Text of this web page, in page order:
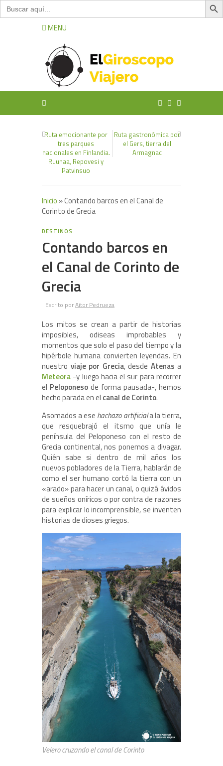
Buscar:
MENU
Ruta emocionante por
tres parques
nacionales en Finlandia.
Ruunaa, Repovesi y
Patvinsuo
Ruta gastronómica por
el Gers, tierra del
Armagnac
Inicio »Contando barcos en el Canal de
Corinto de Grecia
DESTINOS
Contando barcos en
el Canal de Corinto de
Grecia
Escrito porAitor Pedrueza
Los mitos se crean a partir de historias
imposibles, odiseas improbables y
momentos que solo el paso del tiempo y la
hipérbole humana convierten leyendas. En
nuestro viaje por Grecia, desde Atenas a
Meteora -y luego hacia el sur para recorrer
el Peloponeso de forma pausada-, hemos
hecho parada en el canal de Corinto.
Asomados a ese hachazo artificiala la tierra,
que resquebrajó el itsmo que unía le
península del Peloponeso con el resto de
Grecia continental, nos ponemos a divagar.
Quién sabe si dentro de mil años los
nuevos pobladores de la Tierra, hablarán de
como el ser humano cortó la tierra con un
«arado» para hacer un canal, o quizá ávidos
de sueños oníricos o por contra de razones
para explicar lo incomprensible, se inventen
historias de dioses griegos.
Velero cruzando el canal de Corinto